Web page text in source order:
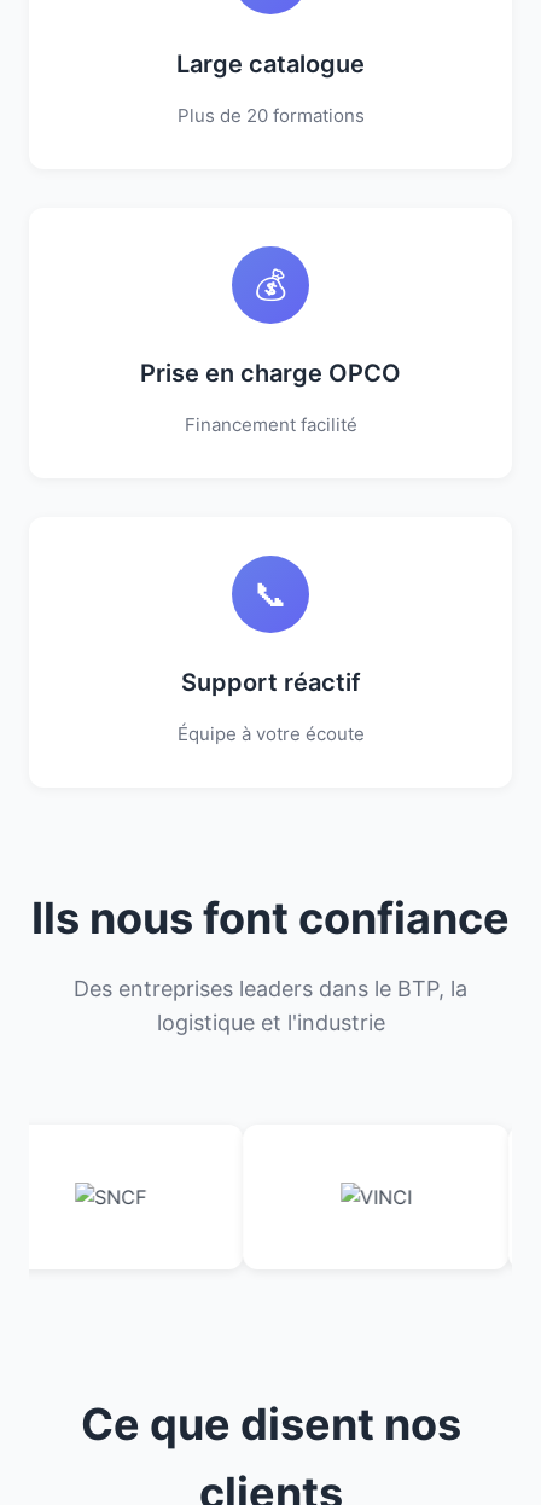
Large catalogue
Plus de 20 formations
💰
Prise en charge OPCO
Financement facilité
📞
Support réactif
Équipe à votre écoute
Ils nous font confiance
Des entreprises leaders dans le BTP, la
logistique et l'industrie
Ce que disent nos
clients